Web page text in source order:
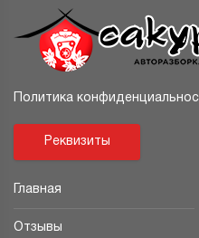
Политика
Реквизиты
Главная
Отзывы